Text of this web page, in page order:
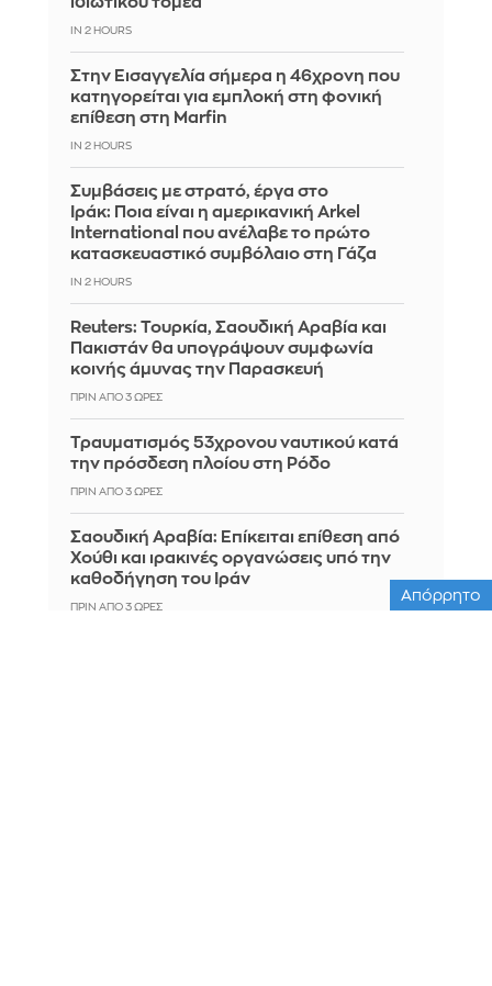
IN 2 HOURS
Στην Εισαγγελία σήμερα η 46χρονη που
κατηγορείται για εμπλοκή στη φονική
επίθεση στη Marfin
IN 2 HOURS
Συμβάσεις με στρατό, έργα στο
Ιράκ: Ποια είναι η αμερικανική Arkel
International που ανέλαβε το πρώτο
κατασκευαστικό συμβόλαιο στη Γάζα
IN 2 HOURS
Reuters: Τουρκία, Σαουδική Αραβία και
Πακιστάν θα υπογράψουν συμφωνία
κοινής άμυνας την Παρασκευή
ΠΡΙΝ ΑΠΌ 3 ΏΡΕΣ
Τραυματισμός 53χρονου ναυτικού κατά
την πρόσδεση πλοίου στη Ρόδο
ΠΡΙΝ ΑΠΌ 3 ΏΡΕΣ
Σαουδική Αραβία: Επίκειται επίθεση από
Χούθι και ιρακινές οργανώσεις υπό την
καθοδήγηση του Ιράν
ΠΡΙΝ ΑΠΌ 3 ΏΡΕΣ
Απόρρητο